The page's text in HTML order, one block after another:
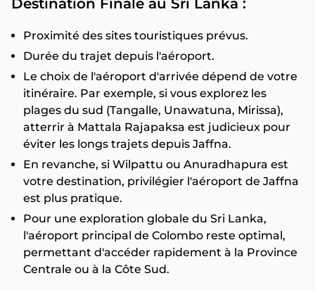
Destination Finale au Sri Lanka :
Proximité des sites touristiques prévus.
Durée du trajet depuis l'aéroport.
Le choix de l'aéroport d'arrivée dépend de votre
itinéraire. Par exemple, si vous explorez les
plages du sud (Tangalle, Unawatuna, Mirissa),
atterrir à Mattala Rajapaksa est judicieux pour
éviter les longs trajets depuis Jaffna.
En revanche, si Wilpattu ou Anuradhapura est
votre destination, privilégier l'aéroport de Jaffna
est plus pratique.
Pour une exploration globale du Sri Lanka,
l'aéroport principal de Colombo reste optimal,
permettant d'accéder rapidement à la Province
Centrale ou à la Côte Sud.